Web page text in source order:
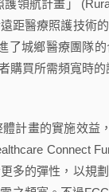
航計畫」
距醫療照護技術
城鄉醫療團隊
購買所需頻寬時的
畫的實施效益
Connect
多的彈性，以規